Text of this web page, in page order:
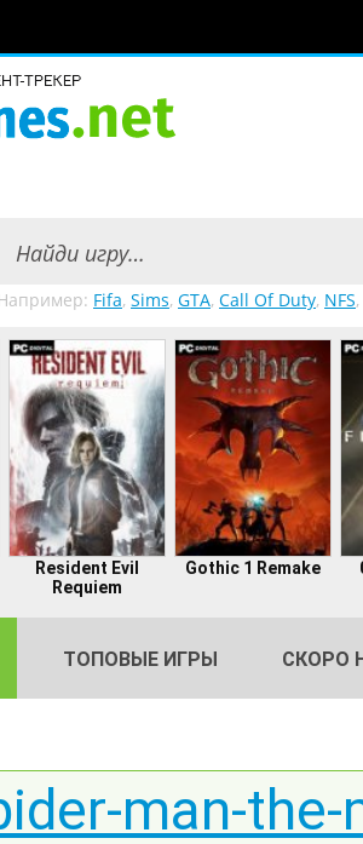
Fifa, Sims, GTA, Call Of Duty, NFS,
Resident Evil
Requiem
Gothic 1 Remake
ТОПОВЫЕ ИГРЫ СКОРО
man-